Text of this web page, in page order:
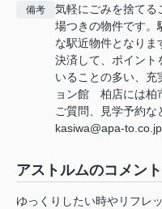
備考
気軽にごみを捨てる
場つきの物件です。
な駅近物件となりま
決済して、ポイント
いることの多い、充
ョン館 柏店には柏
ご質問、見学予約
kasiwa@apa-to.co.jp
アストルムのコメン
ゆっくりしたい時やリフレ